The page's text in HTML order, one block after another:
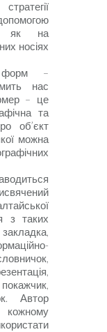
як на
носіях
–
нас
– це
та
об’єкт
можна
з таких
Автор